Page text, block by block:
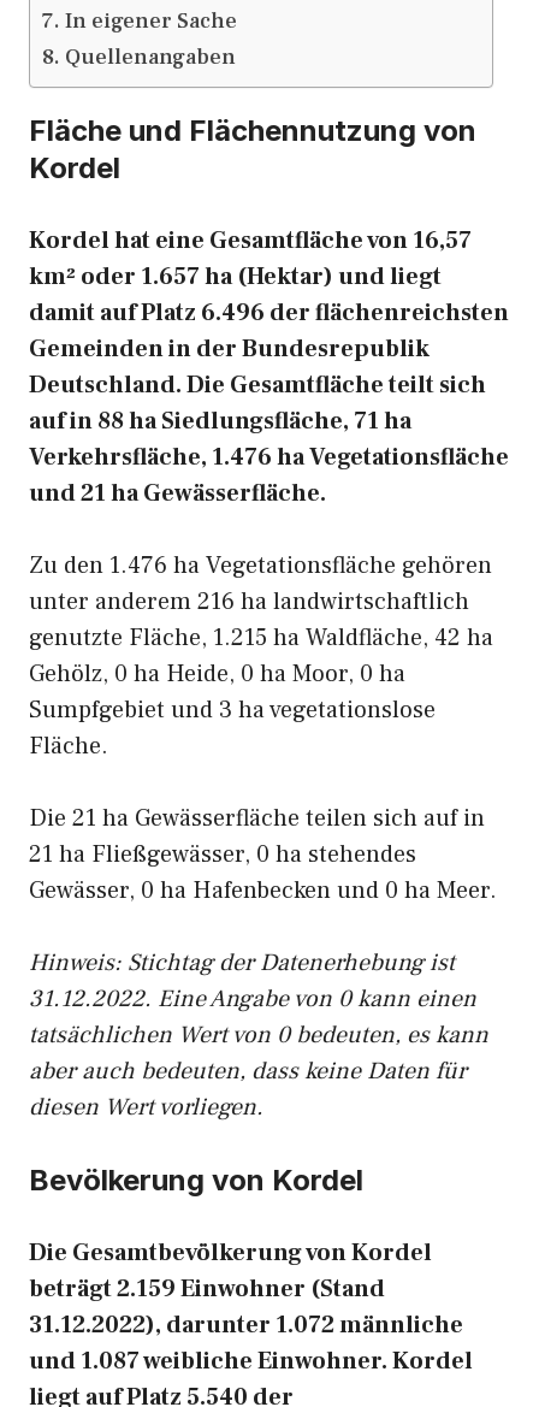
In eigener Sache
Quellenangaben
Fläche und Flächennutzung von
Kordel
Kordel hat eine Gesamtfläche von 16,57
km² oder 1.657 ha (Hektar) und liegt
damit auf Platz 6.496 der flächenreichsten
Gemeinden in der Bundesrepublik
Deutschland. Die Gesamtfläche teilt sich
auf in 88 ha Siedlungsfläche, 71 ha
Verkehrsfläche, 1.476 ha Vegetationsfläche
und 21 ha Gewässerfläche.
Zu den 1.476 ha Vegetationsfläche gehören
unter anderem 216 ha landwirtschaftlich
genutzte Fläche, 1.215 ha Waldfläche, 42 ha
Gehölz, 0 ha Heide, 0 ha Moor, 0 ha
Sumpfgebiet und 3 ha vegetationslose
Fläche.
Die 21 ha Gewässerfläche teilen sich auf in
21 ha Fließgewässer, 0 ha stehendes
Gewässer, 0 ha Hafenbecken und 0 ha Meer.
Hinweis: Stichtag der Datenerhebung ist
31.12.2022. Eine Angabe von 0 kann einen
tatsächlichen Wert von 0 bedeuten, es kann
aber auch bedeuten, dass keine Daten für
diesen Wert vorliegen.
Bevölkerung von Kordel
Die Gesamtbevölkerung von Kordel
beträgt 2.159 Einwohner (Stand
31.12.2022), darunter 1.072 männliche
und 1.087 weibliche Einwohner. Kordel
liegt auf Platz 5.540 der